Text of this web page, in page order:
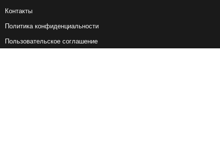
Контакты
Политика конфиденциальности
Пользовательское соглашение